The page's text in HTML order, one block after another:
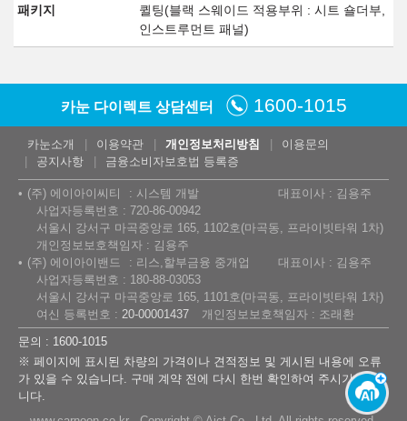
패키지
퀼팅(블랙 스웨이드 적용부위 : 시트 숄더부,
인스트루먼트 패널)
카눈 다이렉트 상담센터 1600-1015
카눈소개 이용약관 개인정보처리방침
이용문의
공지사항
금융소비자보호법 등록증
(주) 에이아이씨티 시스템 개발
대표이사 : 김용주
사업자등록번호 : 720-86-00942
서울시 강서구 마곡중앙로 165, 1102호(마곡동, 프라이빗타워 1차)
개인정보보호책임자 : 김용주
(주) 에이아이밴드
리스,할부금융 중개업
대표이사 : 김용주
사업자등록번호 : 180-88-03053
서울시 강서구 마곡중앙로 165, 1101호(마곡동, 프라이빗타워 1차)
여신 등록번호 : 20-00001437
개인정보보호책임자 : 조래환
문의 : 1600-1015
※ 페이지에 표시된 차량의 가격이나 견적정보 및 게시된 내용에 오류
가 있을 수 있습니다. 구매 계약 전에 다시 한번 확인하여 주시기 바랍
니다.